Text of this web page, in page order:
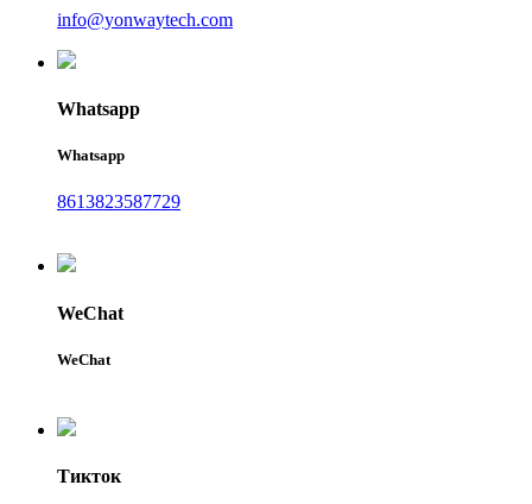
info@yonwaytech.com
Whatsapp
Whatsapp
8613823587729
WeChat
WeChat
Тикток